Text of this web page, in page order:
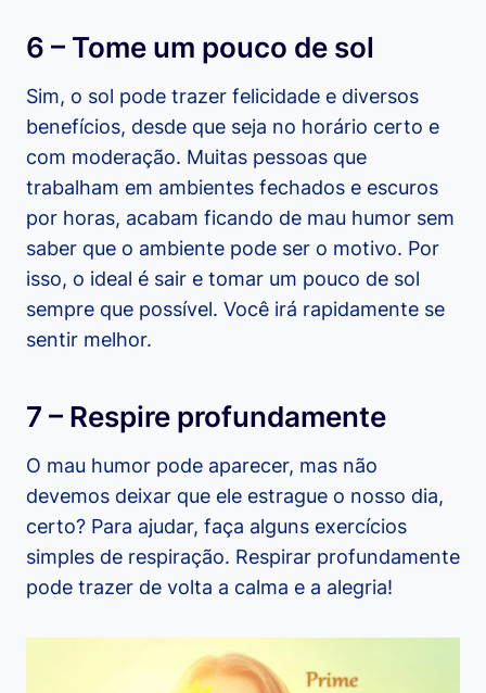
6 – Tome um pouco de sol
Sim, o sol pode trazer felicidade e diversos
benefícios, desde que seja no horário certo e
com moderação. Muitas pessoas que
trabalham em ambientes fechados e escuros
por horas, acabam ficando de mau humor sem
saber que o ambiente pode ser o motivo. Por
isso, o ideal é sair e tomar um pouco de sol
sempre que possível. Você irá rapidamente se
sentir melhor.
7 – Respire profundamente
O mau humor pode aparecer, mas não
devemos deixar que ele estrague o nosso dia,
certo? Para ajudar, faça alguns exercícios
simples de respiração. Respirar profundamente
pode trazer de volta a calma e a alegria!